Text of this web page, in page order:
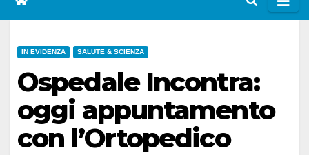
IN EVIDENZA SALUTE & SCIENZA
Ospedale Incontra:
oggi appuntamento
con l’Ortopedico